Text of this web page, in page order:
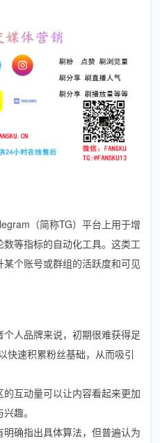
（简称TG）平台上用于增
等指标的自动化工具。这类工
个账号或群组的活跃度和可见
个人品牌来说，初期很难获得足
快速积累粉丝基础，从而吸引
的互动量可以让内容看起来更加
趣。
明确指出具体算法，但普遍认为